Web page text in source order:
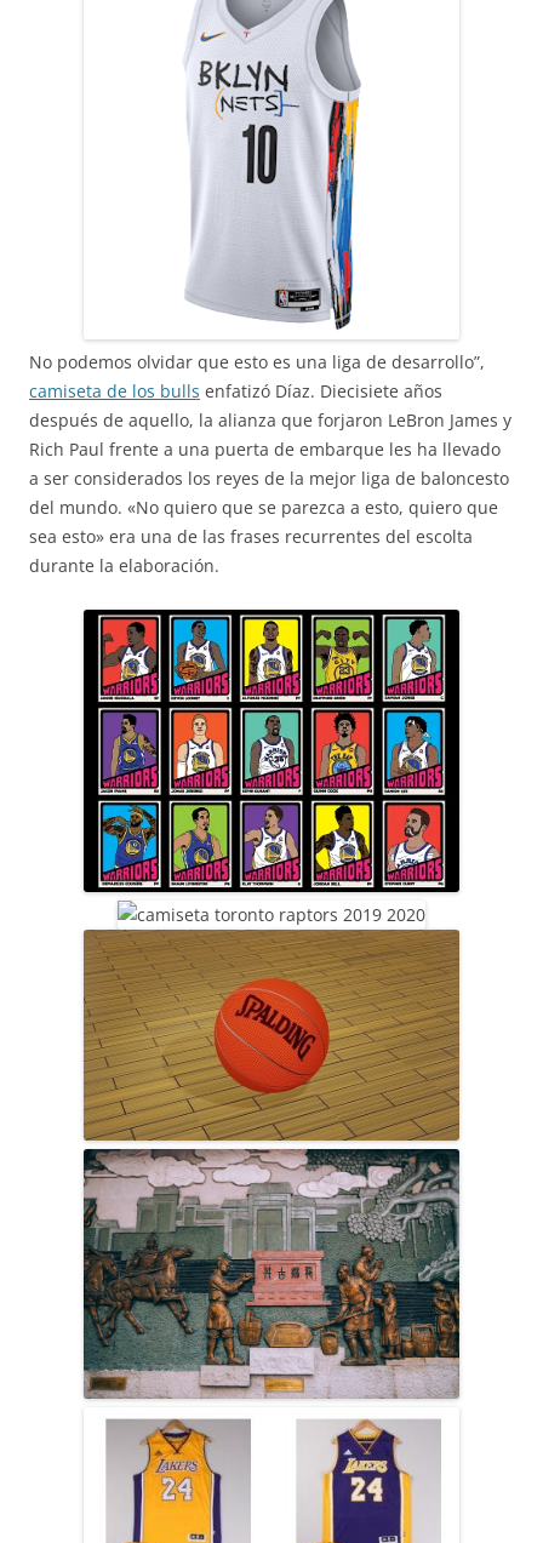
No podemos olvidar que esto es una liga de desarrollo”,
camiseta de los bulls enfatizó Díaz. Diecisiete años
después de aquello, la alianza que forjaron LeBron James y
Rich Paul frente a una puerta de embarque les ha llevado
a ser considerados los reyes de la mejor liga de baloncesto
del mundo. «No quiero que se parezca a esto, quiero que
sea esto» era una de las frases recurrentes del escolta
durante la elaboración.